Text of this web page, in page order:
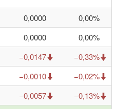
0,0000
0,00%
0,0000
0,00%
−0,0147
−0,33%
−0,0010
−0,02%
−0,0057
−0,13%